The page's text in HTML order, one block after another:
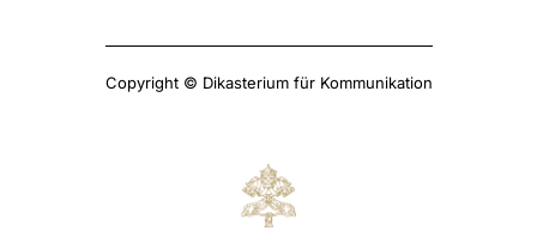
Copyright © Dikasterium für Kommunikation